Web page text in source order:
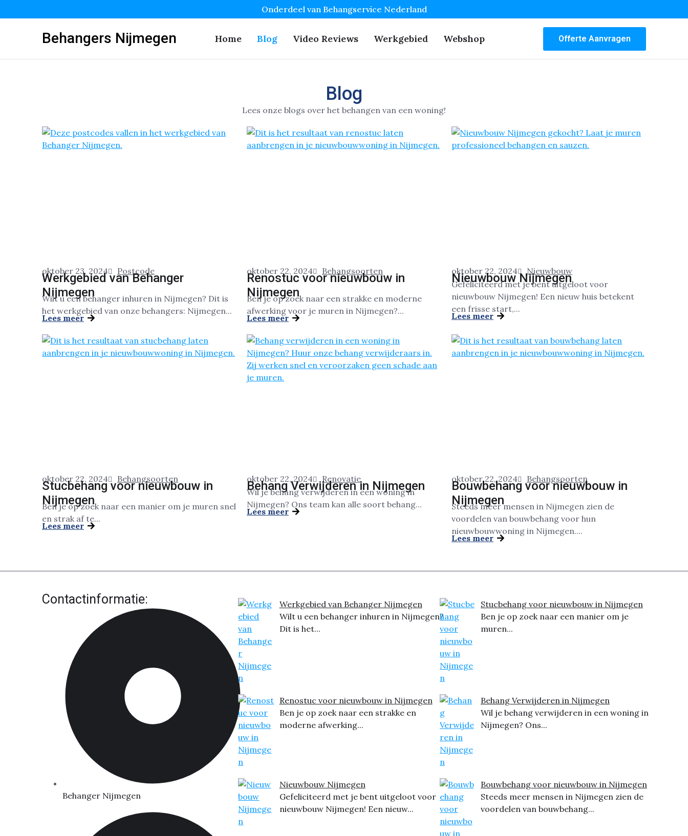
Onderdeel van Behangservice Nederland
Behangers Nijmegen Home Blog Video Reviews Werkgebied Webshop Offerte Aanvragen
Blog
Lees onze blogs over het behangen van een woning!
oktober 23, 2024 Postcode
Werkgebied van Behanger
Nijmegen
Wilt u een behanger inhuren in Nijmegen? Dit is
het werkgebied van onze behangers: Nijmegen...
Lees meer
oktober 22, 2024 Behangsoorten
Renostuc voor nieuwbouw in
Nijmegen
Ben je op zoek naar een strakke en moderne
afwerking voor je muren in Nijmegen?...
Lees meer
oktober 22, 2024 Nieuwbouw
Nieuwbouw Nijmegen
Gefeliciteerd met je bent uitgeloot voor
nieuwbouw Nijmegen! Een nieuw huis betekent
een frisse start,...
Lees meer
oktober 22, 2024 Behangsoorten
Stucbehang voor nieuwbouw in
Nijmegen
Ben je op zoek naar een manier om je muren snel
en strak af te...
Lees meer
oktober 22, 2024 Renovatie
Behang Verwijderen in Nijmegen
Wil je behang verwijderen in een woning in
Nijmegen? Ons team kan alle soort behang...
Lees meer
oktober 22, 2024 Behangsoorten
Bouwbehang voor nieuwbouw in
Nijmegen
Steeds meer mensen in Nijmegen zien de
voordelen van bouwbehang voor hun
nieuwbouwwoning in Nijmegen....
Lees meer
Contactinformatie:
Behanger Nijmegen
Werkgebied van Behanger Nijmegen
Wilt u een behanger inhuren in Nijmegen?
Dit is het...
Renostuc voor nieuwbouw in Nijmegen
Ben je op zoek naar een strakke en
moderne afwerking...
Nieuwbouw Nijmegen
Gefeliciteerd met je bent uitgeloot voor
nieuwbouw Nijmegen! Een nieuw...
Stucbehang voor nieuwbouw in Nijmegen
Ben je op zoek naar een manier om je
muren...
Behang Verwijderen in Nijmegen
Wil je behang verwijderen in een woning in
Nijmegen? Ons...
Bouwbehang voor nieuwbouw in Nijmegen
Steeds meer mensen in Nijmegen zien de
voordelen van bouwbehang...